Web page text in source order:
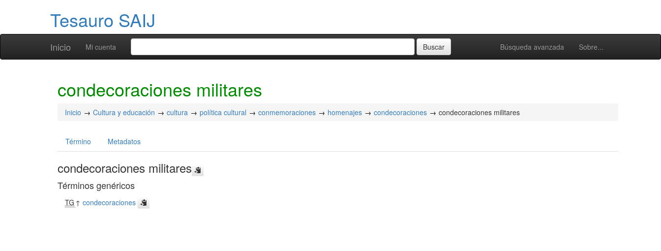
Tesauro SAIJ
Inicio Búsqueda avanzada Sobre...
Mi cuenta
condecoraciones militares
Inicio Cultura y educación cultura política cultural conmemoraciones homenajes condecoraciones condecoraciones militares
Término Metadatos
condecoraciones militares
Términos genéricos
TG ↑condecoraciones